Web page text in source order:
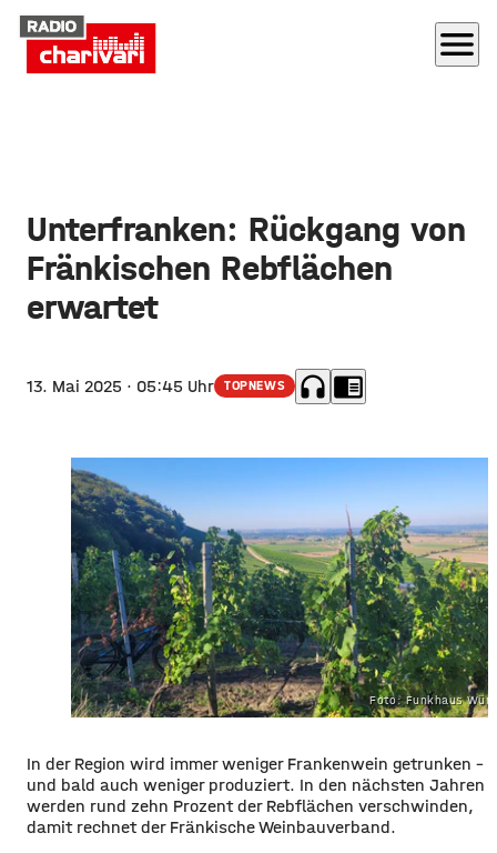
menu
Unterfranken: Rückgang von
Fränkischen Rebflächen
erwartet
13. Mai 2025 · 05:45 Uhr TOPNEWS headphones chrome_reader_mode
Foto: Funkhaus
In der Region wird immer weniger Frankenwein getrunken –
und bald auch weniger produziert. In den nächsten Jahren
werden rund zehn Prozent der Rebflächen verschwinden,
damit rechnet der Fränkische Weinbauverband.